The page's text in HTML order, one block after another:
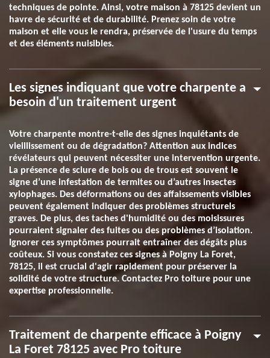
techniques de pointe. Ainsi, votre maison à 78125 devient un
havre de sécurité et de durabilité. Prenez soin de votre
maison et elle vous le rendra, préservée de l'usure du temps
et des éléments nuisibles.
Les signes indiquant que votre charpente a
besoin d'un traitement urgent
Votre charpente montre-t-elle des signes inquiétants de
vieillissement ou de dégradation? Attention aux indices
révélateurs qui peuvent nécessiter une intervention urgente.
La présence de sciure de bois ou de trous est souvent le
signe d’une infestation de termites ou d’autres insectes
xylophages. Des déformations ou des affaissements visibles
peuvent également indiquer des problèmes structurels
graves. De plus, des taches d'humidité ou des moisissures
pourraient signaler des fuites ou des problèmes d’isolation.
Ignorer ces symptômes pourrait entraîner des dégâts plus
coûteux. Si vous constatez ces signes à Poigny La Foret,
78125, il est crucial d'agir rapidement pour préserver la
solidité de votre structure. Contactez Pro toiture pour une
expertise professionnelle.
Traitement de charpente efficace à Poigny
La Foret 78125 avec Pro toiture